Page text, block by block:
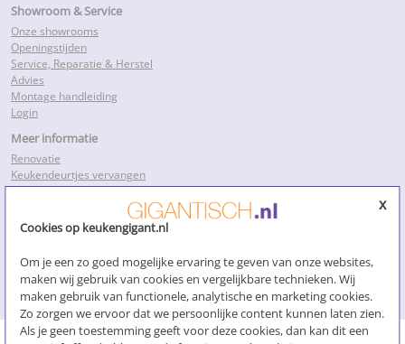
x
Cookies op keukengigant.nl
Om je een zo goed mogelijke ervaring te geven van onze websites,
maken wij gebruik van cookies en vergelijkbare technieken. Wij
maken gebruik van functionele, analytische en marketing cookies.
Zo zorgen we ervoor dat we persoonlijke content kunnen laten zien.
Als je geen toestemming geeft voor deze cookies, dan kan dit een
Showroom & Service
Onze showrooms
Openingstijden
Service, Reparatie & Herstel
Advies
Montage handleiding
Login
Meer informatie
Renovatie
Keukendeurtjes vervangen
Keukenkastdeurtjes
Keukenkastjes vervangen
Kosten keukenrenovatie
Losse keukendeurtjes
Nieuwe keukendeurtjes
Klik voor meer…